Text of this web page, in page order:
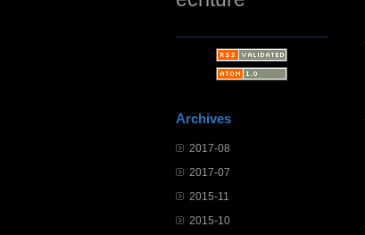
Archives
2017-08
2017-07
2015-11
2015-10